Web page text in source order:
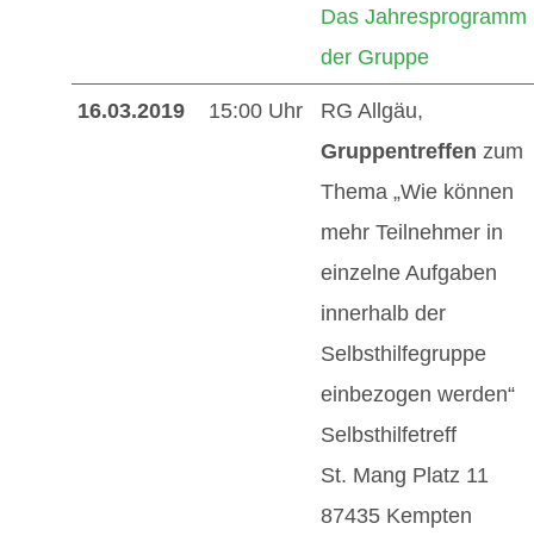
Das Jahresprogramm
der Gruppe
16.03.2019 15:00 Uhr
RG Allgäu,
Gruppentreffen zum
Thema „Wie können
mehr Teilnehmer in
einzelne Aufgaben
innerhalb der
Selbsthilfegruppe
einbezogen werden“
Selbsthilfetreff
St. Mang Platz 11
87435 Kempten